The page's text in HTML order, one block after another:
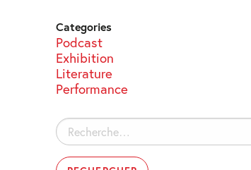
Categories
Podcast
Exhibition
Literature
Performance
Rechercher :